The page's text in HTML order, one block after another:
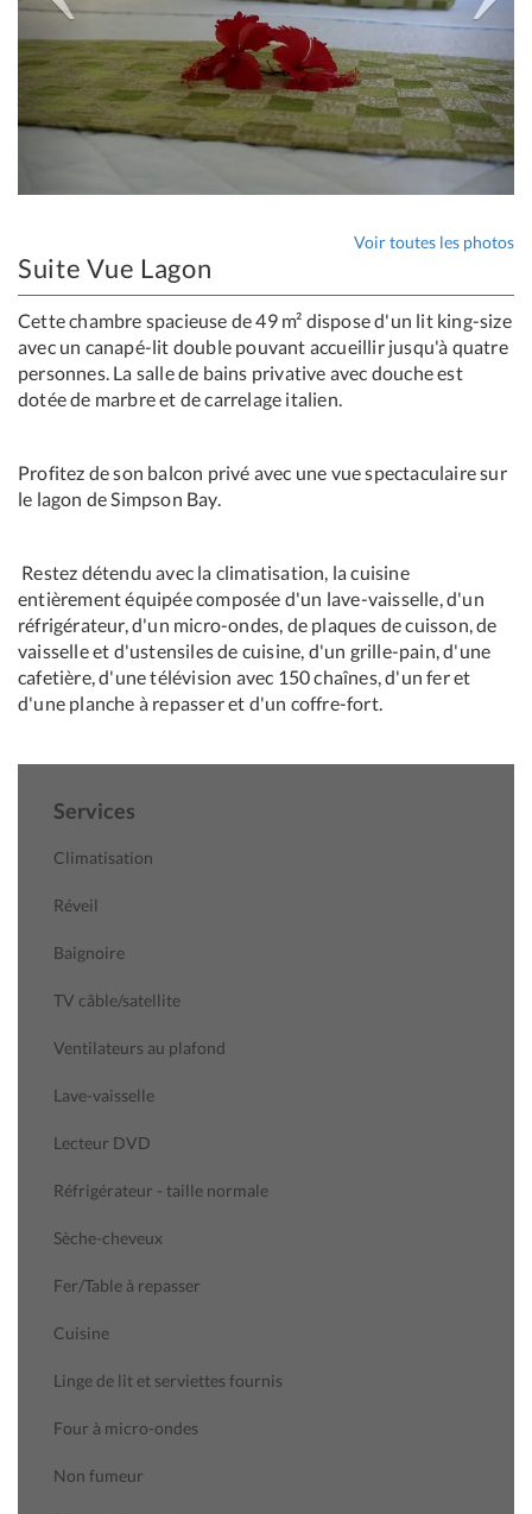
Voir toutes les photos
Suite Vue Lagon
Cette chambre spacieuse de 49 m² dispose d'un lit king-size
avec un canapé-lit double pouvant accueillir jusqu'à quatre
personnes. La salle de bains privative avec douche est
dotée de marbre et de carrelage italien.
Profitez de son balcon privé avec une vue spectaculaire sur
le lagon de Simpson Bay.
Restez détendu avec la climatisation, la cuisine
entièrement équipée composée d'un lave-vaisselle, d'un
réfrigérateur, d'un micro-ondes, de plaques de cuisson, de
vaisselle et d'ustensiles de cuisine, d'un grille-pain, d'une
cafetière, d'une télévision avec 150 chaînes, d'un fer et
d'une planche à repasser et d'un coffre-fort.
Services
Climatisation
Réveil
Baignoire
TV câble/satellite
Ventilateurs au plafond
Lave-vaisselle
Lecteur DVD
Réfrigérateur - taille normale
Sèche-cheveux
Fer/Table à repasser
Cuisine
Linge de lit et serviettes fournis
Four à micro-ondes
Non fumeur